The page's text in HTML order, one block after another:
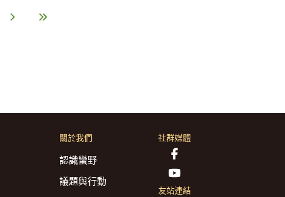
關於我們
認識蠻野
議題與行動
社群媒體
友站連結